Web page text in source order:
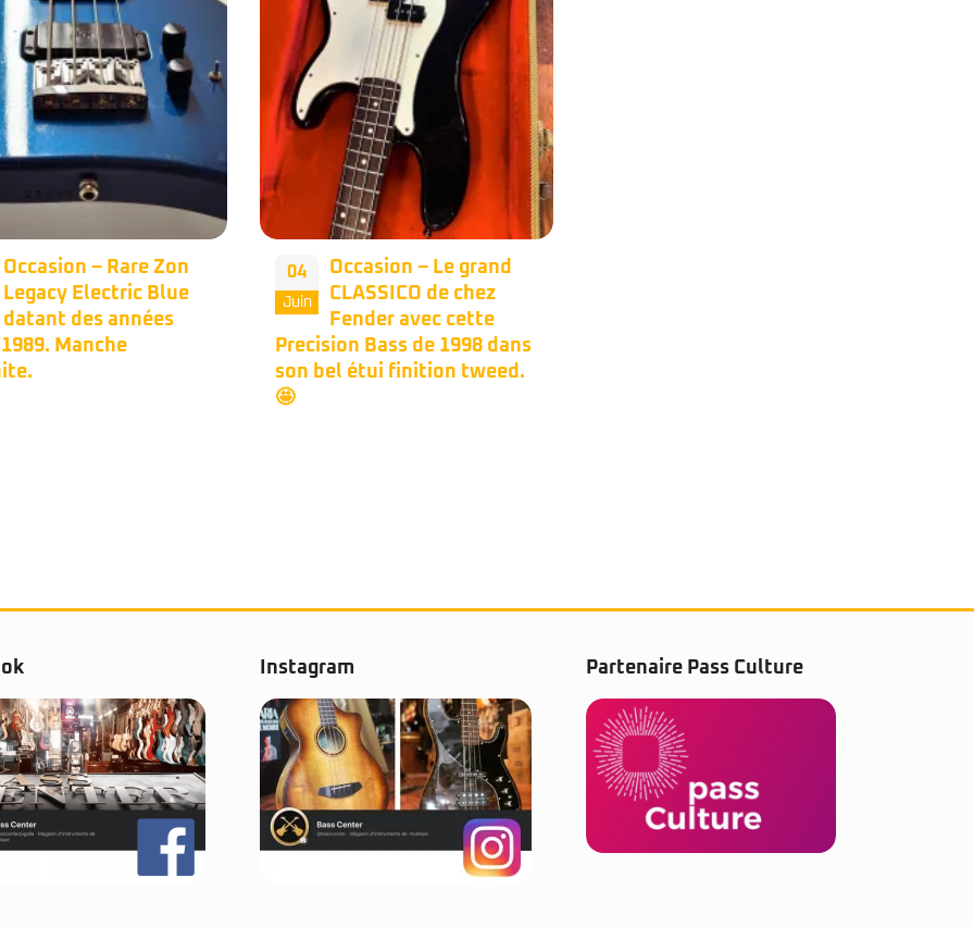
Occasion – Le grand
CLASSICO de chez
Fender avec cette
Bass de 1998 dans
étui finition tweed.
17
Mai
Occasion – Fender
Jazz Bass Plus ‘90s.
Micros Lace Sensor et
préamp Kubicki.
Instagram Partenaire Pass Culture